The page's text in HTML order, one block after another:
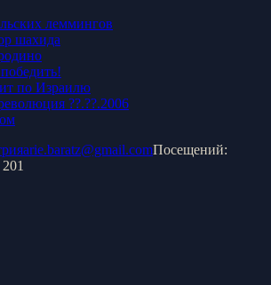
леммингов
шахида
по Израилю
??.??.2006
arie.baratz@gmail.comПосещений:
201